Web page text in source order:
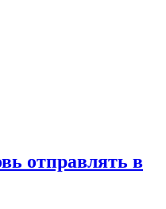
отправлять в